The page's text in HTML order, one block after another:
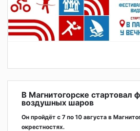
В Магнитогорске стартовал
воздушных шаров
Он пройдёт с 7 по 10 августа в
окрестностях.